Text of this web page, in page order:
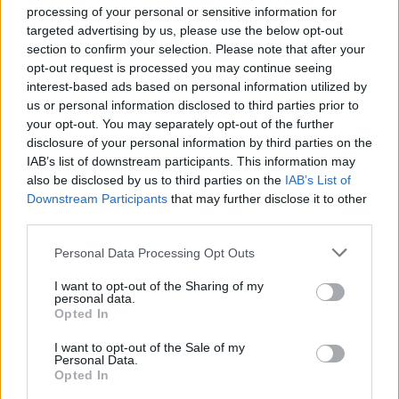
processing of your personal or sensitive information for
targeted advertising by us, please use the below opt-out
section to confirm your selection. Please note that after your
opt-out request is processed you may continue seeing
interest-based ads based on personal information utilized by
us or personal information disclosed to third parties prior to
your opt-out. You may separately opt-out of the further
disclosure of your personal information by third parties on the
IAB’s list of downstream participants. This information may
also be disclosed by us to third parties on the IAB’s List of
Downstream Participants that may further disclose it to other
Please note that this website/app uses one or more Google
not limited to your visit or usage behaviour. You may click to
grant or deny consent to Google and its third-party tags to
use your data for below specified purposes in below Google
consent section.
Personal Data Processing Opt Outs
I want to opt-out of the Sharing of my
personal data.
Opted In
I want to opt-out of the Sale of my
Personal Data.
Opted In
integrano la valutazione finanziaria tradizionale.
Questi tre gesti quotidiani trasformano decisioni
individuali in leve economiche aggregate con effetti su
occupazione e valore aggiunto locale.
Prossimo sviluppo atteso: consolidamento di standard di
rendicontazione e strumenti finanziari dedicati alle filiere
sostenibili, con impatti verificabili su investimenti e
occupazione.
Invito all’esperienza
Il palato non mente mai
aiuta a leggere scelte economiche e filiere. È
opportuno assaggiare metaforicamente, confrontare offerte
e verificare la provenienza degli ingredienti. Occorre